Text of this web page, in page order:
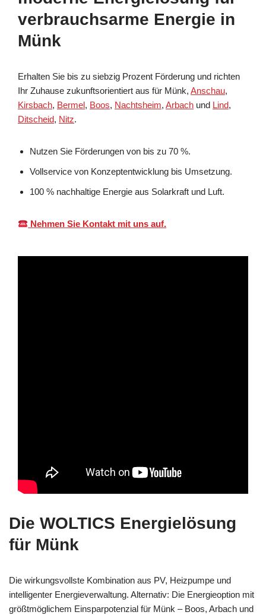
verbrauchsarme Energie in
Münk
Erhalten Sie bis zu siebzig Prozent Förderung und richten
Ihr Zuhause zukunftsorientiert aus für Münk, Anschau,
Kirsbach, Bermel, Boos, Nachtsheim, Arbach und Lind,
Ditscheid, Nitz.
Nutzen Sie Förderungen von bis zu 70 %.
Vollservice von Konzeptentwicklung bis Umsetzung.
100 % nachhaltige Energie aus Solarkraft und Luft.
Nehmen Sie Kontakt mit uns auf.
Die WOLTICS Energielösung
für Münk
Die wirkungsvollste Kombination aus PV, Heizpumpe und
intelligenter Energieverwaltung. Alternativ: Die Energieoption mit
größtmöglichem Einsparpotenzial für Münk – Boos, Arbach und